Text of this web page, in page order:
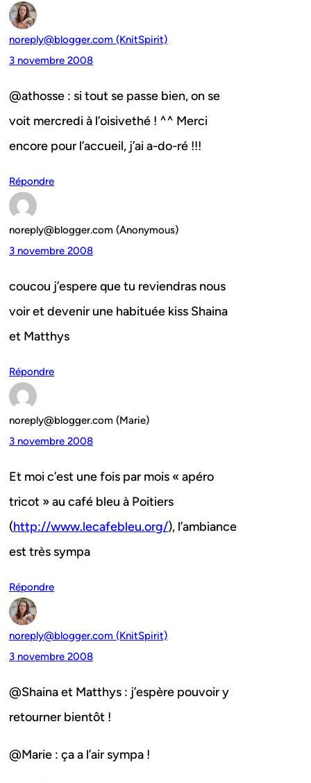
noreply@blogger.com (KnitSpirit)
3 novembre 2008
@athosse : si tout se passe bien, on se
voit mercredi à l’oisivethé ! ^^ Merci
encore pour l’accueil, j’ai a-do-ré !!!
Répondre
noreply@blogger.com (Anonymous)
3 novembre 2008
coucou j’espere que tu reviendras nous
voir et devenir une habituée kiss Shaina
et Matthys
Répondre
noreply@blogger.com (Marie)
3 novembre 2008
Et moi c’est une fois par mois « apéro
tricot » au café bleu à Poitiers
(http://www.lecafebleu.org/), l’ambiance
est très sympa
Répondre
noreply@blogger.com (KnitSpirit)
3 novembre 2008
@Shaina et Matthys : j’espère pouvoir y
retourner bientôt !
@Marie : ça a l’air sympa !